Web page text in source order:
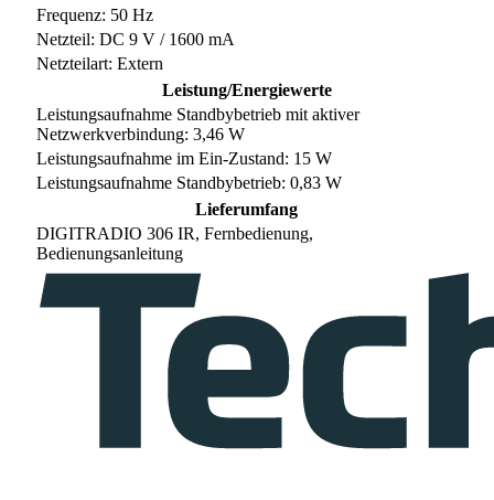
Frequenz: 50 Hz
Netzteil: DC 9 V / 1600 mA
Netzteilart: Extern
Leistung/Energiewerte
Leistungsaufnahme Standbybetrieb mit aktiver
Netzwerkverbindung: 3,46 W
Leistungsaufnahme im Ein-Zustand: 15 W
Leistungsaufnahme Standbybetrieb: 0,83 W
Lieferumfang
DIGITRADIO 306 IR, Fernbedienung,
Bedienungsanleitung